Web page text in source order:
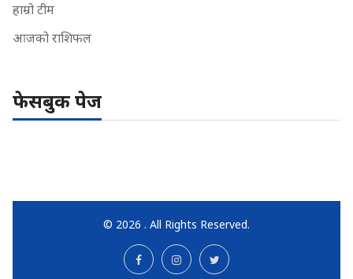
हाम्रो टीम
आजको राशिफल
फेसबुक पेज
© 2026 . All Rights Reserved.